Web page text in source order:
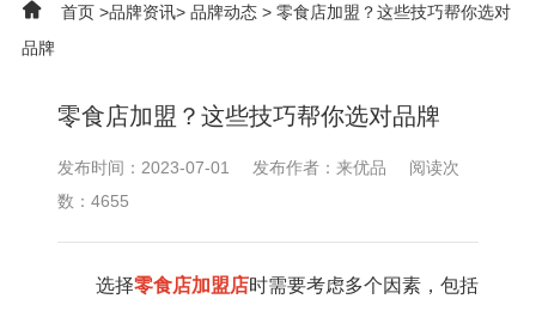
首页>品牌资讯> 品牌动态> 零食店加盟？这些技巧帮你选对
品牌
零食店加盟？这些技巧帮你选对品牌
发布时间：2023-07-01 发布作者：来优品
阅读次
数：4655
选择零食店加盟店时需要考虑多个因素，包括